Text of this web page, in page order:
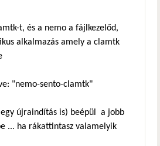
t, és a nemo a fájlkezelőd,
alkalmazás amely a clamtk
"nemo-sento-clamtk"
újraindítás is) beépül a jobb
... ha rákattintasz valamelyik